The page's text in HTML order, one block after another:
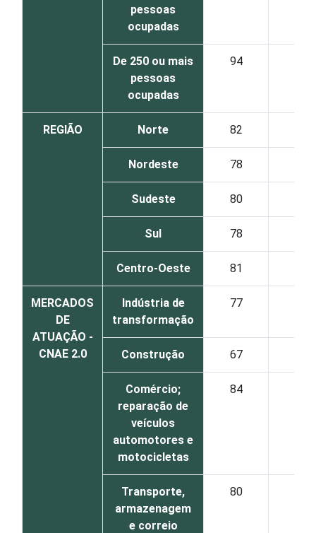
pessoas
ocupadas
De 250 ou mais
pessoas
ocupadas
94
REGIÃO Norte 82
Nordeste 78
Sudeste 80
Sul 78
Centro-Oeste 81
MERCADOS
DE
ATUAÇÃO -
CNAE 2.0
Indústria de
transformação
77
Construção 67
Comércio;
reparação de
veículos
automotores e
motocicletas
84
Transporte,
armazenagem
e correio
80